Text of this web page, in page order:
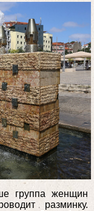
группа женщин
разминку.